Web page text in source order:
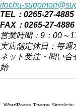
itochu-
TEL：0265-27-4885
FAX：0265-27-4886
営業時間：9：00～
実店舗定休日：毎週
ネット受注・問い合
始